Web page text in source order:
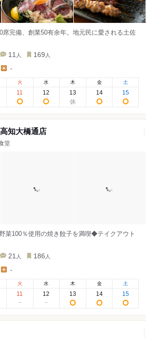
完備、創業50有余年。地元民に愛される土佐
11 人 169 人
-
火
11
水
12
木
13
金
14
土
15
知大橋通店
堂
菜100％使用の焼き餃子を満喫◆テイクアウト
21 人 186 人
-
火
11
水
12
木
13
金
14
土
15